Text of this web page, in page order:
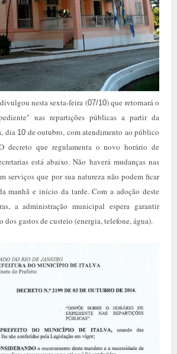
nesta sexta-feira (07/10) que retornará o
nas repartições públicas a partir da
dia 10 de outubro, com atendimento ao público
decreto que regulamenta o novo horário de
está abaixo. Não haverá mudanças nas
serviços que por sua natureza não podem ficar
manhã e início da tarde. Com a adoção deste
a administração municipal espera garantir
dos gastos de custeio (energia, telefone, água).